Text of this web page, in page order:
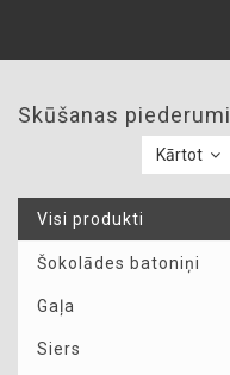
Skūšanas piederumi
Kārtot
Visi produkti
Šokolādes batoniņi
Gaļa
Siers